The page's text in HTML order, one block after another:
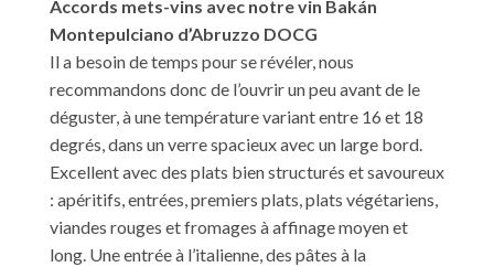
Accords mets-vins avec notre vin Bakán
Montepulciano d’Abruzzo DOCG
Il a besoin de temps pour se révéler, nous
recommandons donc de l’ouvrir un peu avant de le
déguster, à une température variant entre 16 et 18
degrés, dans un verre spacieux avec un large bord.
Excellent avec des plats bien structurés et savoureux
: apéritifs, entrées, premiers plats, plats végétariens,
viandes rouges et fromages à affinage moyen et
long. Une entrée à l’italienne, des pâtes à la